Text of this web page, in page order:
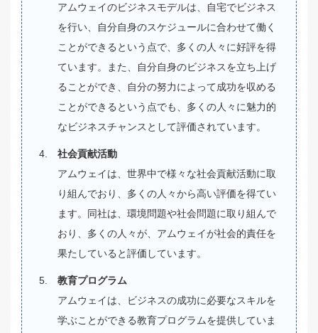
アムウェイのビジネスモデルは、自宅でビジネス
を行い、自分自身のスケジュールに合わせて働く
ことができるという点で、多くの人々に好評を得
ています。また、自分自身のビジネスを立ち上げ
ることができ、自分の努力によって成功を収める
ことができるという点でも、多くの人々に魅力的
なビジネスチャンスとして評価されています。
社会貢献活動
アムウェイは、世界中で様々な社会貢献活動に取
り組んでおり、多くの人々から高い評価を得てい
ます。同社は、環境問題や社会問題に取り組んで
おり、多くの人々が、アムウェイが社会的責任を
果たしていると評価しています。
教育プログラム
アムウェイは、ビジネスの成功に必要なスキルを
学ぶことができる教育プログラムを提供していま